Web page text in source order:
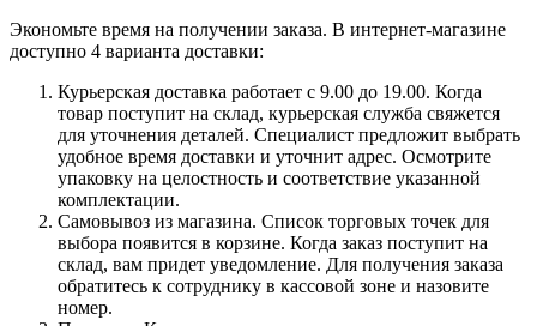
Экономьте время на получении заказа. В интернет-магазине
доступно 4 варианта доставки:
Курьерская доставка работает с 9.00 до 19.00. Когда
товар поступит на склад, курьерская служба свяжется
для уточнения деталей. Специалист предложит выбрать
удобное время доставки и уточнит адрес. Осмотрите
упаковку на целостность и соответствие указанной
комплектации.
Самовывоз из магазина. Список торговых точек для
выбора появится в корзине. Когда заказ поступит на
склад, вам придет уведомление. Для получения заказа
обратитесь к сотруднику в кассовой зоне и назовите
номер.